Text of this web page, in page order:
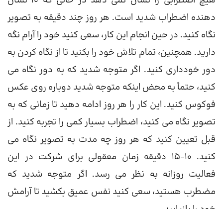
دهنده اضطراب شدید است. هر روز چند دقیقه به تصویر
نگاه کنید. در حین انجام این کار، سعی کنید خود را آرام نگه
دارید. همچنین، تمام تلاش خود را بکنید تا از نگاه کردن به
دور خودداری کنید. اگر متوجه شدید که به دور نگاه می
کنید، حتماً به محض اینکه متوجه شدید دوباره روی عکس
فوکوس کنید. این کار را هر روز ادامه دهید تا زمانی که به
تصویر نگاه می کنید، اضطراب بسیار کمی را تجربه کنید. از
قبل تعیین کنید که هر روز چه مدت به تصویر نگاه می
کنید. 10-15 دقیقه زمان معقولی برای شرکت در این
فعالیت روزانه به نظر می رسد. اگر متوجه شدید که
مضطرب هستید، سعی کنید نفس عمیق بکشید تا آرامش